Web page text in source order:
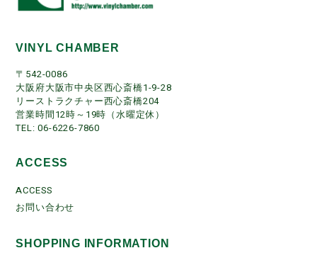
VINYL CHAMBER
〒542-0086
大阪府大阪市中央区西心斎橋1-9-28
リーストラクチャー西心斎橋204
営業時間12時～19時（水曜定休）
TEL: 06-6226-7860
ACCESS
ACCESS
お問い合わせ
SHOPPING INFORMATION